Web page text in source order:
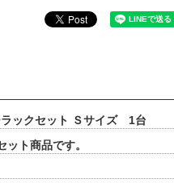
ックセット Ｓサイズ 1台
ト商品です。